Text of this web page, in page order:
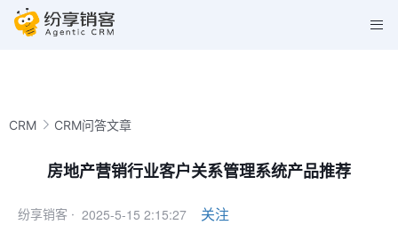
CRM CRM问答文章
房地产营销行业客户关系管理系统产品推荐
纷享销客 · 2025-5-15 2:15:27 关注